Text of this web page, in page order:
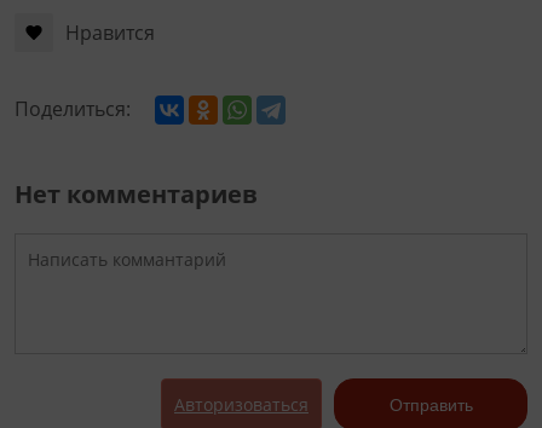
Нравится
Поделиться:
Нет комментариев
Авторизоваться Отправить